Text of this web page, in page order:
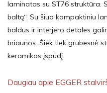
laminatas su ST76 struktūra.
baltą“. Su šiuo kompaktiniu
baldus ir interjero detales
briaunos. Šiek tiek grubesnė
keramikos įspūdį.
Daugiau apie EGGER